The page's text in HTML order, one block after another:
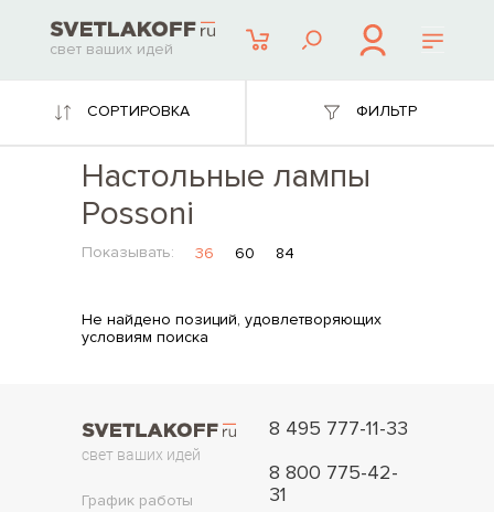
свет ваших идей
СОРТИРОВКА ФИЛЬТР
Настольные лампы
Possoni
Показывать: 36 60 84
Не найдено позиций, удовлетворяющих
условиям поиска
свет ваших идей
График работы
8 495 777-11-33
8 800 775-42-
31